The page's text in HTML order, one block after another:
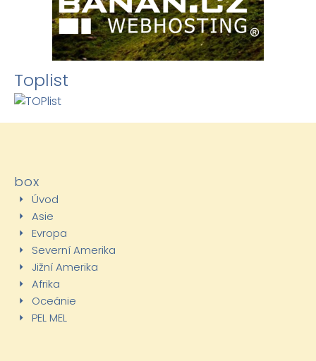
Toplist
box
Úvod
Asie
Evropa
Severní Amerika
Jižní Amerika
Afrika
Oceánie
PEL MEL